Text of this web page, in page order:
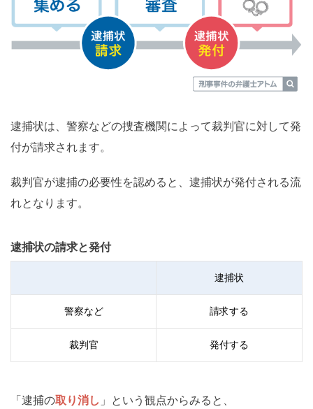
逮捕状は、警察などの捜査機関によって裁判官に対して発
付が請求されます。
裁判官が逮捕の必要性を認めると、逮捕状が発付される流
れとなります。
逮捕状の請求と発付
逮捕状
警察など 請求する
裁判官 発付する
「逮捕の取り消し 」という観点からみると、